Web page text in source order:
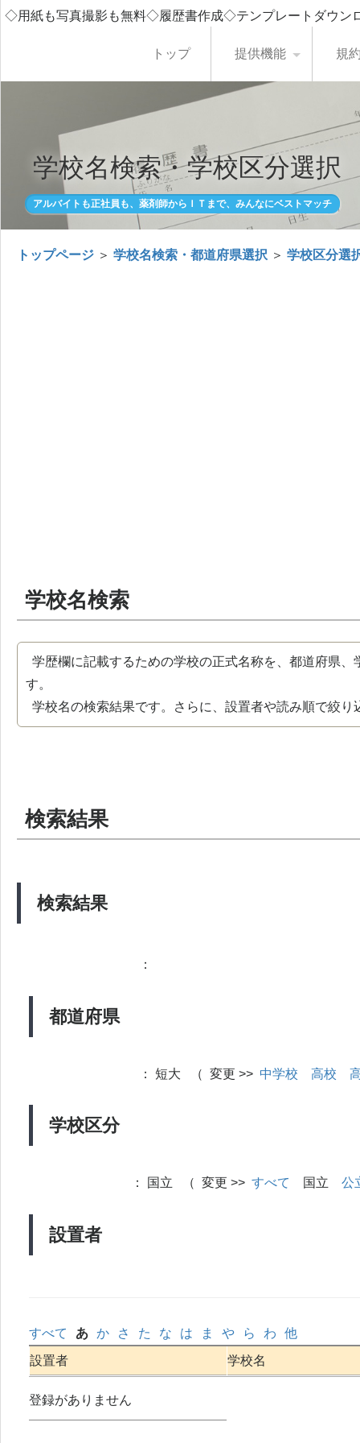
◇用紙も写真撮影も無料◇履歴書作成◇テンプレートダウ
トップ 提供機能 規
学校名検索・学校区分選択
アルバイトも正社員も、薬剤師からＩＴまで、みんなにベストマッチ
トップページ ＞ 学校名検索・都道府県選択 ＞ 学校区分選
学校名検索
学歴欄に記載するための学校の正式名称を、都道府県
す。
学校名の検索結果です。さらに、設置者や読み順で絞り
検索結果
検索結果
都道府県
：
学校区分
： 短大 （ 変更 >> 中学校 高校
設置者
： 国立 （ 変更 >> すべて 国立 公
すべて あ か さ た な は ま や ら わ
他
設置者
学校名
登録がありません